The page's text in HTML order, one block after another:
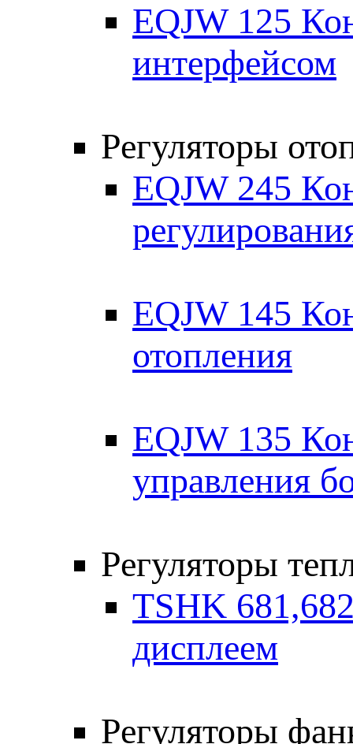
EQJW 125
интерфейсом
Регуляторы
EQJW 245
EQJW 145
отопления
EQJW 135
управления
Регуляторы
TSHK
дисплеем
Регуляторы